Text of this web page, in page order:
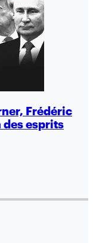
Frédéric
des esprits